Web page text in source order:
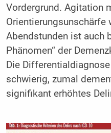
Vordergrund. Agitation
Orientierungsunschärfe
Abendstunden ist auch
Phänomen“ der
Die
schwierig, zumal
signifikant erhöhtes